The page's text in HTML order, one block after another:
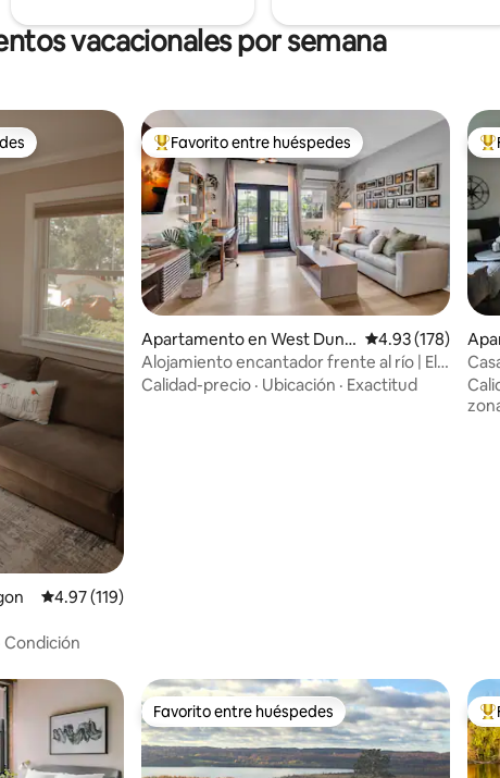
vacacionales por semana
preferido
Calificación promedio: 4.97 de 5, 119 reseñas
4.97 (119)
Condición
Favorito entre huéspedes preferido
Favorito entre huéspedes
Apartamento en West Dund
ee
Calificación
4.93 (178)
Alojamiento encantador frente al río | El
corazón del centro de la ciudad
Calidad-precio · Ubicación · Exactitud
Favorito entre huéspedes
Favorito entre huéspedes